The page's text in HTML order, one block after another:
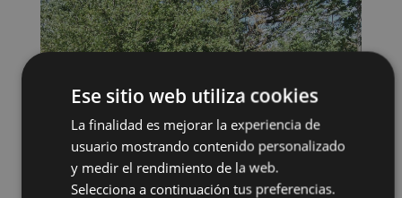
Ese sitio web utiliza cookies
La finalidad es mejorar la experiencia de
usuario mostrando contenido personalizado
y medir el rendimiento de la web.
Selecciona a continuación tus preferencias.